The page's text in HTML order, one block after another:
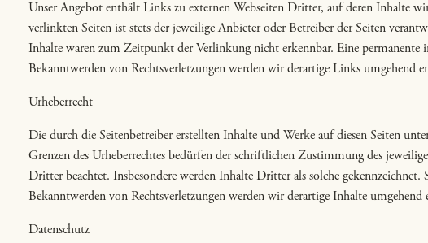
Unser Angebot enthält Links zu externen Webseiten Dritter, auf deren Inhalte
verlinkten Seiten ist stets der jeweilige Anbieter oder Betreiber der Seiten
Inhalte waren zum Zeitpunkt der Verlinkung nicht erkennbar. Eine
Bekanntwerden von Rechtsverletzungen werden wir derartige Links umgehend
Urheberrecht
Die durch die Seitenbetreiber erstellten Inhalte und Werke auf diesen Seiten
Grenzen des Urheberrechtes bedürfen der schriftlichen Zustimmung des
Dritter beachtet. Insbesondere werden Inhalte Dritter als solche
Bekanntwerden von Rechtsverletzungen werden wir derartige Inhalte umgehend
Datenschutz